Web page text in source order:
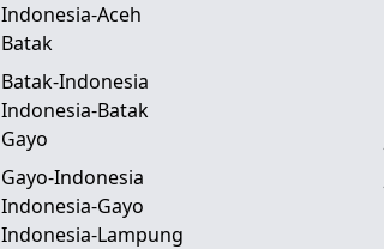
Indonesia-Aceh
Batak
Batak-Indonesia
Indonesia-Batak
Gayo
Gayo-Indonesia
Indonesia-Gayo
Indonesia-Lampung